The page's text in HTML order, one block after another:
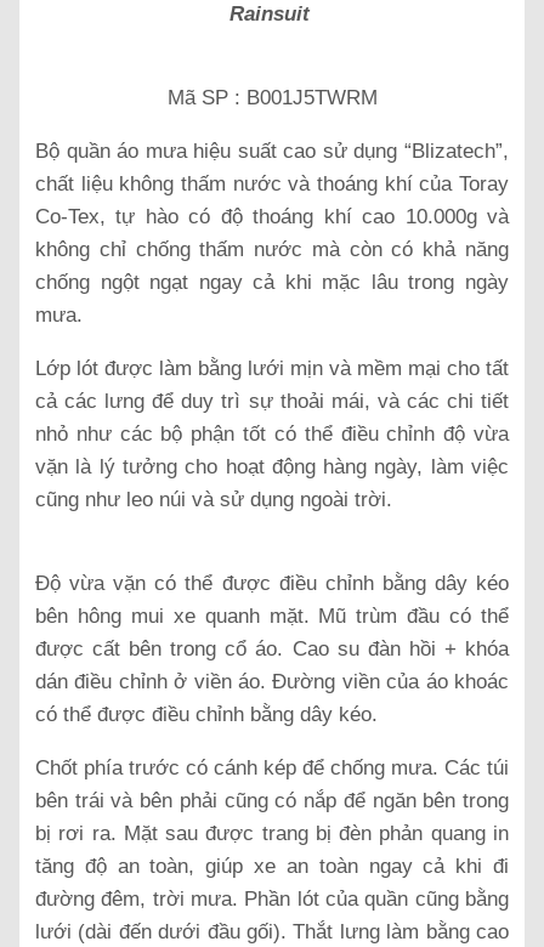
Rainsuit
Mã SP : B001J5TWRM
Bộ quần áo mưa hiệu suất cao sử dụng “Blizatech”,
chất liệu không thấm nước và thoáng khí của Toray
Co-Tex, tự hào có độ thoáng khí cao 10.000g và
không chỉ chống thấm nước mà còn có khả năng
chống ngột ngạt ngay cả khi mặc lâu trong ngày
mưa.
Lớp lót được làm bằng lưới mịn và mềm mại cho tất
cả các lưng để duy trì sự thoải mái, và các chi tiết
nhỏ như các bộ phận tốt có thể điều chỉnh độ vừa
vặn là lý tưởng cho hoạt động hàng ngày, làm việc
cũng như leo núi và sử dụng ngoài trời.
Độ vừa vặn có thể được điều chỉnh bằng dây kéo
bên hông mui xe quanh mặt. Mũ trùm đầu có thể
được cất bên trong cổ áo. Cao su đàn hồi + khóa
dán điều chỉnh ở viền áo. Đường viền của áo khoác
có thể được điều chỉnh bằng dây kéo.
Chốt phía trước có cánh kép để chống mưa. Các túi
bên trái và bên phải cũng có nắp để ngăn bên trong
bị rơi ra. Mặt sau được trang bị đèn phản quang in
tăng độ an toàn, giúp xe an toàn ngay cả khi đi
đường đêm, trời mưa. Phần lót của quần cũng bằng
lưới (dài đến dưới đầu gối). Thắt lưng làm bằng cao